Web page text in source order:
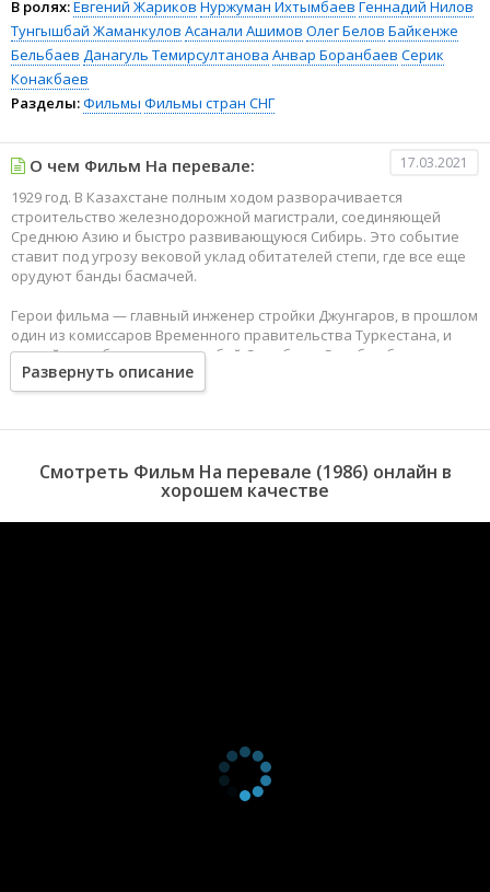
В ролях:Евгений Жариков Нуржуман Ихтымбаев Геннадий Нилов
Тунгышбай Жаманкулов Асанали Ашимов Олег Белов Байкенже
Бельбаев Данагуль Темирсултанова Анвар Боранбаев Серик
Конакбаев
Разделы:Фильмы Фильмы стран СНГ
О чем Фильм На перевале: 17.03.2021
1929 год. В Казахстане полным ходом разворачивается
строительство железнодорожной магистрали, соединяющей
Среднюю Азию и быстро развивающуюся Сибирь. Это событие
ставит под угрозу вековой уклад обитателей степи, где все еще
орудуют банды басмачей.
Герои фильма — главный инженер стройки Джунгаров, в прошлом
один из комиссаров Временного правительства Туркестана, и
старейшина большого рода, бай Сарыбура. Судьба обоих
складывается драматично, оба, каждый по-своему,
заинтересованы в скорейшем завершении Турксиба.
Развернуть описание
Смотреть Фильм На перевале (1986) онлайн в
хорошем качестве